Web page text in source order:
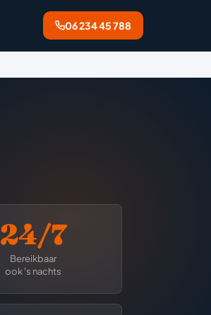
06 234 45 788
24/7
Bereikbaar
ook 's nachts